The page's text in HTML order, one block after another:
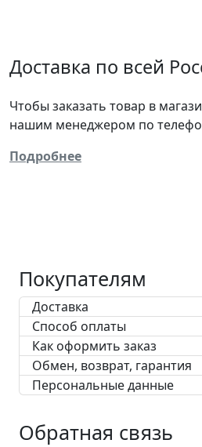
Доставка по всей
Чтобы заказать товар в
нашим менеджером по
Подробнее
Покупателям
Доставка
Способ оплаты
Как оформить заказ
Обмен, возврат, гарантия
Персональные данные
Обратная связь